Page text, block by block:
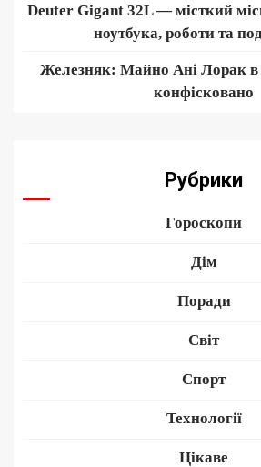
Deuter Gigant 32L — місткий
ноутбука, роботи та
Железняк: Майно Ані Лорак в
конфісковано
Рубрики
Гороскопи
Дім
Поради
Світ
Спорт
Технології
Цікаве